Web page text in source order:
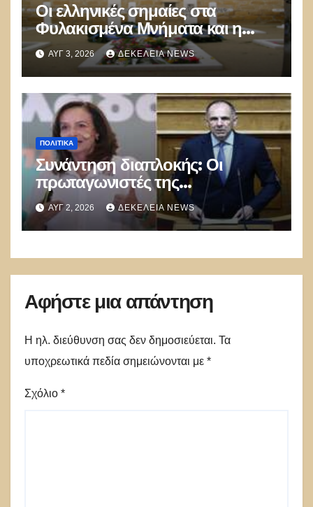
Οι ελληνικές σημαίες στα
Φυλακισμένα Μνήματα και η
λήθη των δικών μας παιδιών
ΑΥΓ 3, 2026 ΔΕΚΈΛΕΙΑ NEWS
ΠΟΛΙΤΙΚΑ
Συνάντηση διαπλοκής: Οι
πρωταγωνιστές της
Γ.Γεραπετρίτης,
Α.Διαμαντοπούλου και
Μ.Χριστοδουλάκης την
ΑΥΓ 2, 2026 ΔΕΚΈΛΕΙΑ NEWS
Αφήστε μια απάντηση
Η ηλ. διεύθυνση σας δεν δημοσιεύεται. Τα
υποχρεωτικά πεδία σημειώνονται με *
Σχόλιο *